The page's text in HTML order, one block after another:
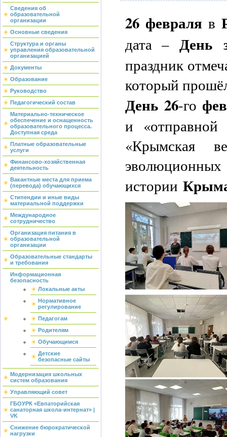
Сведения об
образовательной
организации
Основные сведения
Структура и органы
управления образовательной
организацией
Документы
Образование
Руководство
Педагогический состав
Материально-техническое
обеспечение и оснащенность
образовательного процесса.
Доступная среда
Платные образовательные
услуги
Финансово-хозяйственная
деятельность
Вакантные места для приема
(перевода) обучающихся
Стипендии и иные виды
материальной поддержки
Международное
сотрудничество
Организация питания в
образовательной
организации
Образовательные стандарты
и требования
Информационная
безопасность
Локальные акты
Нормативное
регулирование
Педагогам
Родителям
Обучающимся
Детские
безопасные сайты
Модернизация школьных
систем образования
Управляющий совет
ГБОУРК «Евпаторийская
санаторная школа-интернат» |
VK
Снижение бюрократической
нагрузки
26 февраля в
дата – День
праздник
который
День 26-го
и «отправной
«Крымская
истории